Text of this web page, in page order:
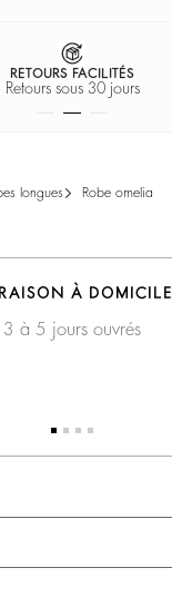
RETOURS FACILITÉS
Retours sous 30 jours
longues robe omelia
À DOMICILE
3 à 5 jours ouvrés